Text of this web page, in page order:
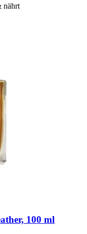
nährt
100 ml